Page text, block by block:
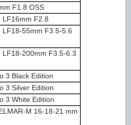
F1.8 OSS
LF16mm F2.8
LF18-55mm F3.5-5.6
LF18-200mm F3.5-6.3
3 Black Edition
3 Silver Edition
3 White Edition
M 16-18-21 mm